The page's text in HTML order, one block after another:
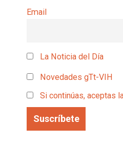
Email
La Noticia del Día
Novedades gTt-VIH
Si continúas, aceptas